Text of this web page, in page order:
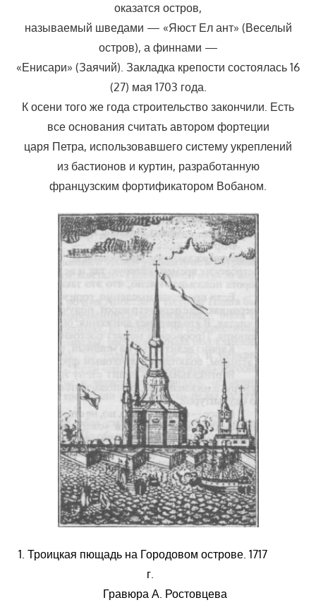
оказатся остров,
называемый шведами — «Яюст Ел ант» (Веселый
остров), а финнами —
«Енисари» (Заячий). Закладка крепости состоялась 16
(27) мая 1703 года.
К осени того же года строительство закончили. Есть
все основания считать автором фортеции
царя Петра, использовавшего систему укреплений
из бастионов и куртин, разработанную
французским фортификатором Вобаном.
1. Троицкая пющадь на Городовом острове.1717
г.
Гравюра А. Ростовцева